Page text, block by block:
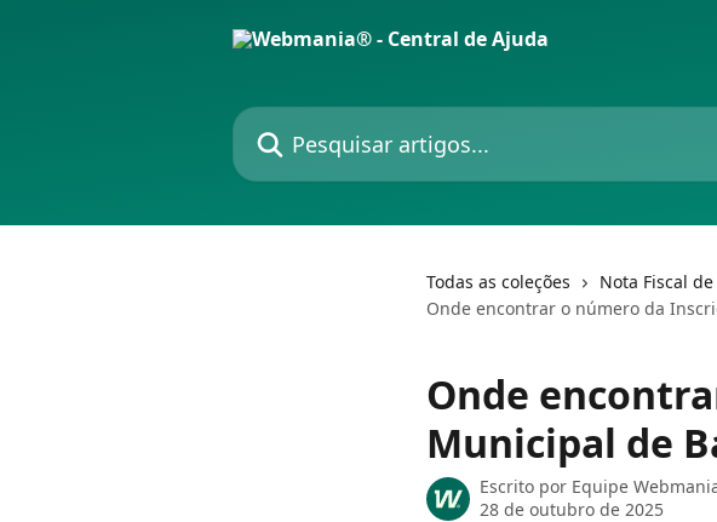
Pesquisar artigos...
Todas as coleções
Nota Fiscal
Onde encontrar o número da
Onde
Municipal de
Escrito por Equipe
28 de outubro de 2025